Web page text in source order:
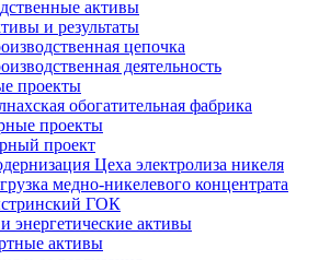
активы
и результаты
цепочка
деятельность
проекты
обогатительная фабрика
проекты
проект
Цеха электролиза никеля
медно-никелевого концентрата
ГОК
энергетические активы
активы